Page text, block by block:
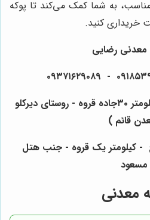
مناسب، به شما کمک می‌کند تا پوکه
خریداری کنید.
رضایی
آدرس معدن : سنندج - کیلومتر ۳۰جاده قروه - روستای دیرکلو
قائم )
- کیلومتر یک قروه - جنب هتل
مسعود
معدنی